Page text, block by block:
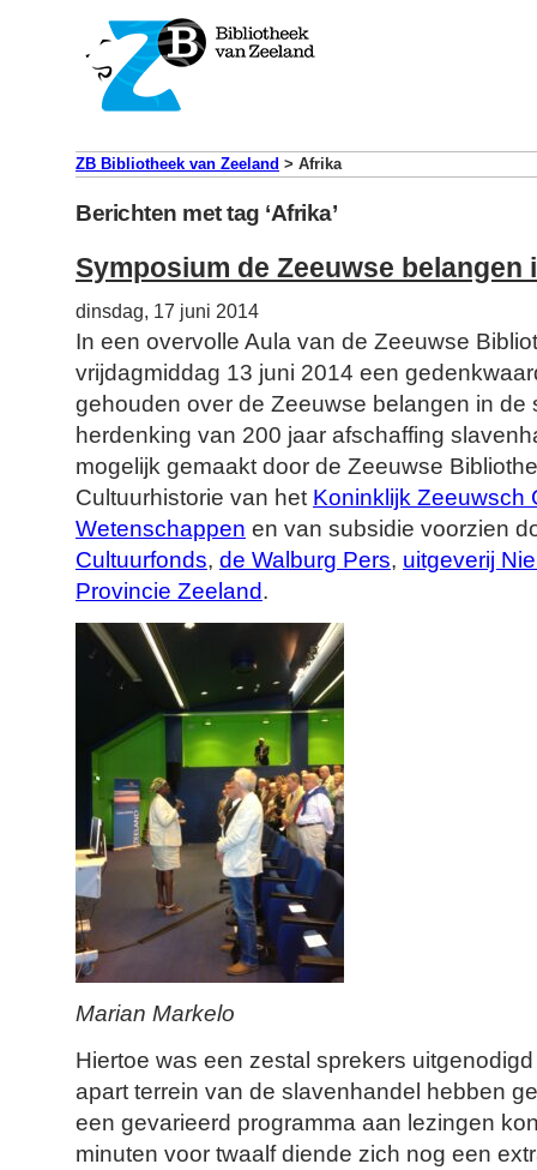
ZB Bibliotheek van Zeeland > Afrika
Berichten met tag ‘Afrika’
Symposium de Zeeuwse belangen
dinsdag, 17 juni 2014
In een overvolle Aula van de Zeeuwse
vrijdagmiddag 13 juni 2014 een
gehouden over de Zeeuwse belangen in de
herdenking van 200 jaar afschaffing
mogelijk gemaakt door de Zeeuwse
Cultuurhistorie van het Koninklijk Zeeuwsch
Wetenschappen en van subsidie voorzien
Cultuurfonds, de Walburg Pers, uitgeverij
Provincie Zeeland.
Marian Markelo
Hiertoe was een zestal sprekers
apart terrein van de slavenhandel hebben
een gevarieerd programma aan lezingen
minuten voor twaalf diende zich nog een